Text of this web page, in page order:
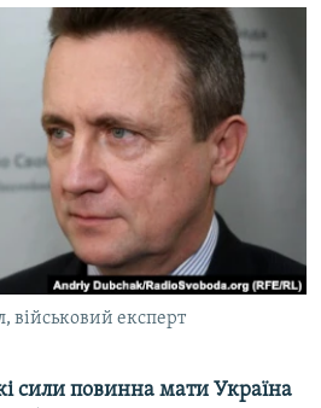
військовий експерт
сили повинна мати Україна